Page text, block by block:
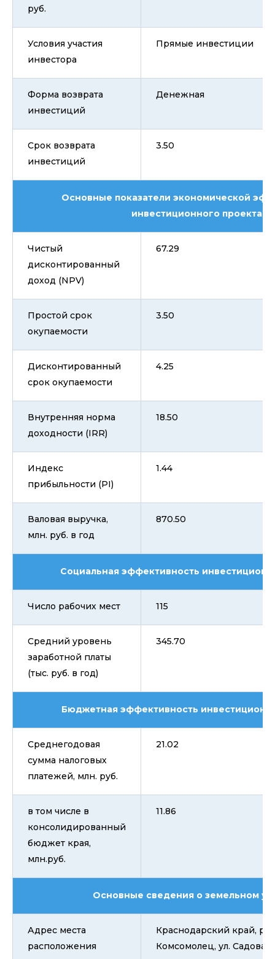
руб.
Условия участия
инвестора
Прямые инвестиции
Форма возврата
инвестиций
Денежная
Срок возврата
инвестиций
3.50
Основные показатели экономической
инвестиционного проекта
Чистый
дисконтированный
доход (NPV)
67.29
Простой срок
окупаемости
3.50
Дисконтированный
срок окупаемости
4.25
Внутренняя норма
доходности (IRR)
18.50
Индекс
прибыльности (PI)
1.44
Валовая выручка,
млн. руб. в год
870.50
Социальная эффективность
Число рабочих мест 115
Средний уровень
заработной платы
(тыс. руб. в год)
345.70
Бюджетная эффективность
Среднегодовая
сумма налоговых
платежей, млн. руб.
21.02
в том числе в
консолидированный
бюджет края,
млн.руб.
11.86
Основные сведения о земельном
Адрес места
расположения
Краснодарский край, р-
Комсомолец, ул. Садовая,